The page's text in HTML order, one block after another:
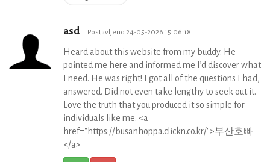
asd Postavljeno 24-05-2026 15:06:18
Heard about this website from my buddy. He
pointed me here and informed me I’d discover what
I need. He was right! I got all of the questions I had,
answered. Did not even take lengthy to seek out it.
Love the truth that you produced it so simple for
individuals like me. <a
href="https://busanhoppa.clickn.co.kr/">부산호빠
</a>